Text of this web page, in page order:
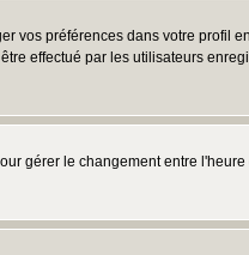
vos préférences dans votre profil
effectué par les utilisateurs
gérer le changement entre